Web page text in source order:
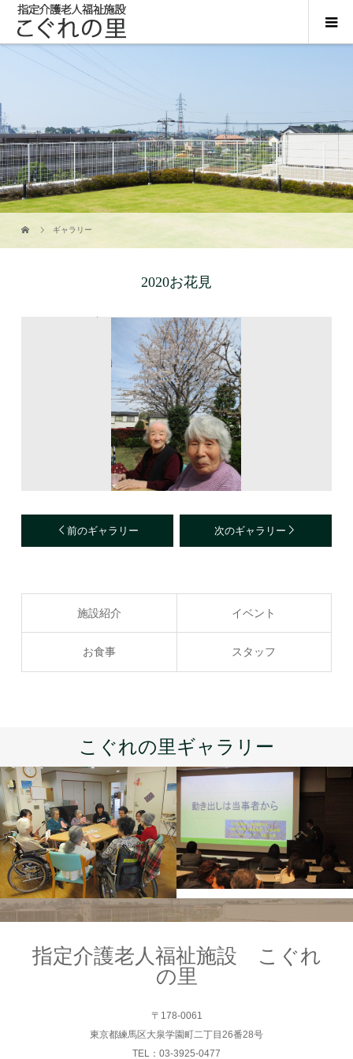
ギャラリー
2020お花見
前のギャラリー 次のギャラリー
施設紹介 イベント
お食事 スタッフ
こぐれの里ギャラリー
指定介護老人福祉施設 こぐれ
の里
〒178-0061
東京都練馬区大泉学園町二丁目26番28号
TEL：03-3925-0477